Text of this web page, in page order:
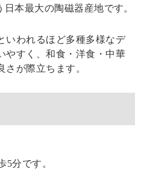
本最大の陶磁器産地です。
いわれるほど多種多様なデ
やすく、和食・洋食・中華
が際立ちます。
5分です。